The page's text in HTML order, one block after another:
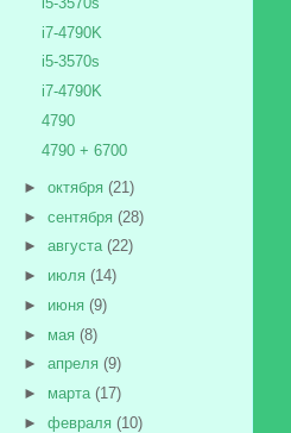
i7-4790K
i5-3570s
i7-4790K
4790
4790 + 6700
► октября (21)
► сентября (28)
► августа (22)
► июля (14)
► июня (9)
► мая (8)
► апреля (9)
► марта (17)
► февраля (10)